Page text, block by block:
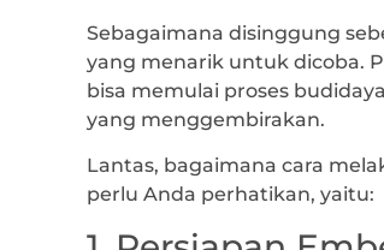
Sebagaimana disinggung
yang menarik untuk dicoba.
bisa memulai proses
yang menggembirakan.
Lantas, bagaimana cara
perlu Anda perhatikan, yaitu: